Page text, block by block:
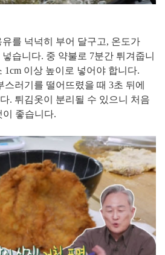
를 넉넉히 부어 달구고, 온도가
습니다. 중 약불로 7분간 튀겨줍니
1cm 이상 높이로 넣어야 합니다.
스러기를 떨어뜨렸을 때 3초 뒤에
. 튀김옷이 분리될 수 있으니 처음
이 좋습니다.